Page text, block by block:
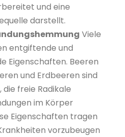
und eine
darstellt.
Viele
entgiftende und
Eigenschaften. Beeren
und Erdbeeren sind
freie Radikale
im Körper
Eigenschaften tragen
vorzubeugen